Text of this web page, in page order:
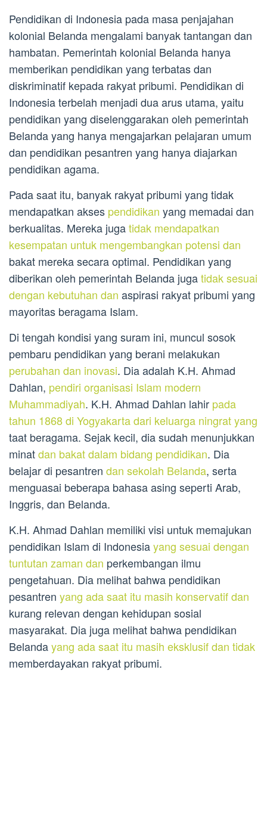
Pendidikan di Indonesia pada masa penjajahan
kolonial Belanda mengalami banyak tantangan dan
hambatan. Pemerintah kolonial Belanda hanya
memberikan pendidikan yang terbatas dan
diskriminatif kepada rakyat pribumi. Pendidikan di
Indonesia terbelah menjadi dua arus utama, yaitu
pendidikan yang diselenggarakan oleh pemerintah
Belanda yang hanya mengajarkan pelajaran umum
dan pendidikan pesantren yang hanya diajarkan
pendidikan agama.
Pada saat itu, banyak rakyat pribumi yang tidak
mendapatkan akses pendidikan yang memadai dan
berkualitas. Mereka jugatidak mendapatkan
kesempatan untuk mengembangkan potensi dan
bakat mereka secara optimal. Pendidikan yang
diberikan oleh pemerintah Belanda jugatidak sesuai
dengan kebutuhan dan aspirasi rakyat pribumi yang
mayoritas beragama Islam.
Di tengah kondisi yang suram ini, muncul sosok
pembaru pendidikan yang berani melakukan
perubahan dan inovasi. Dia adalah K.H. Ahmad
Dahlan, pendiri organisasi Islam modern
Muhammadiyah. K.H. Ahmad Dahlan lahir pada
tahun 1868 di Yogyakarta dari keluarga ningrat yang
taat beragama. Sejak kecil, dia sudah menunjukkan
minatdan bakat dalam bidang pendidikan. Dia
belajar di pesantren dan sekolah Belanda, serta
menguasai beberapa bahasa asing seperti Arab,
Inggris, dan Belanda.
K.H. Ahmad Dahlan memiliki visi untuk memajukan
pendidikan Islam di Indonesiayang sesuai dengan
tuntutan zaman dan perkembangan ilmu
pengetahuan. Dia melihat bahwa pendidikan
pesantren yang ada saat itu masih konservatif dan
kurang relevan dengan kehidupan sosial
masyarakat. Dia juga melihat bahwa pendidikan
Belandayang ada saat itu masih eksklusif dan tidak
memberdayakan rakyat pribumi.